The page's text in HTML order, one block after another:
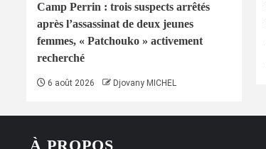
Camp Perrin : trois suspects arrêtés
après l’assassinat de deux jeunes
femmes, « Patchouko » activement
recherché
6 août 2026 Djovany MICHEL
À PROPOS